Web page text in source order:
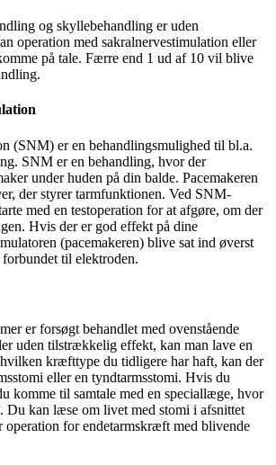
og skyllebehandling er uden
operation med sakralnervestimulation eller
på tale. Færre end 1 ud af 10 vil blive
(SNM) er en behandlingsmulighed til bl.a.
SNM er en behandling, hvor der
under huden på din balde. Pacemakeren
der styrer tarmfunktionen. Ved SNM-
med en testoperation for at afgøre, om der
Hvis der er god effekt på dine
(pacemakeren) blive sat ind øverst
til elektroden.
er forsøgt behandlet med ovenstående
uden tilstrækkelig effekt, kan man lave en
kræfttype du tidligere har haft, kan der
eller en tyndtarmsstomi. Hvis du
komme til samtale med en speciallæge, hvor
Du kan læse om livet med stomi i afsnittet
operation for endetarmskræft med blivende